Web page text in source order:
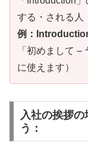
する・される人
例：
「初めまして
に使えます）
入社の挨拶
う：